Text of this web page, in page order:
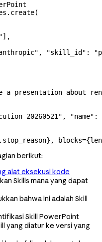
],
, "skill_id" :
a presentation about
, "name" :
} , blocks={len
berikut:
alat eksekusi kode
Skills mana yang dapat
bahwa ini adalah Skill
Skill PowerPoint
yang diatur ke versi yang